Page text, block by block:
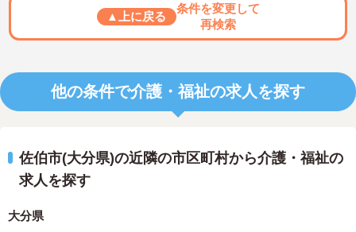
▲上に戻る
条件を変更して
再検索
他の条件で介護・福祉の求人を探す
佐伯市(大分県)の近隣の市区町村から介護・福祉の
求人を探す
大分県